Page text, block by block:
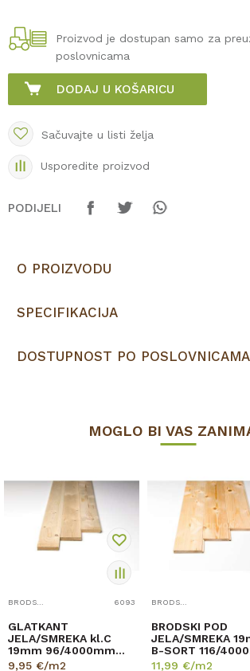
Proizvod je dostupan samo za
poslovnicama
DODAJ U KOŠARICU
Sačuvajte u listi želja
Usporedite proizvod
PODIJELI
O PROIZVODU
SPECIFIKACIJA
DOSTUPNOST PO POSLOVNICAMA
MOGLO BI VAS
6093
GLATKANT
JELA/SMREKA kl.C
19mm 96/4000mm
p=0,384m2
9,95 €/m2
BRODSKI POD
JELA/SMREKA
B-SORT 116/
CS profil p=2,784
11,99 €/m2